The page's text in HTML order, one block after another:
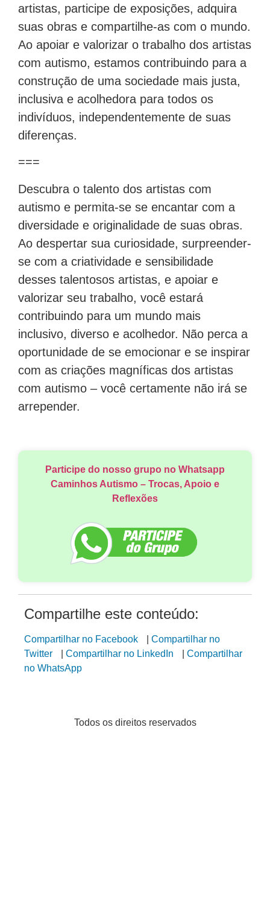
artistas, participe de exposições, adquira
suas obras e compartilhe-as com o mundo.
Ao apoiar e valorizar o trabalho dos artistas
com autismo, estamos contribuindo para a
construção de uma sociedade mais justa,
inclusiva e acolhedora para todos os
indivíduos, independentemente de suas
diferenças.
===
Descubra o talento dos artistas com
autismo e permita-se se encantar com a
diversidade e originalidade de suas obras.
Ao despertar sua curiosidade, surpreender-
se com a criatividade e sensibilidade
desses talentosos artistas, e apoiar e
valorizar seu trabalho, você estará
contribuindo para um mundo mais
inclusivo, diverso e acolhedor. Não perca a
oportunidade de se emocionar e se inspirar
com as criações magníficas dos artistas
com autismo – você certamente não irá se
arrepender.
Participe do nosso grupo no Whatsapp
Caminhos Autismo – Trocas, Apoio e
Reflexões
Compartilhe este conteúdo:
Compartilhar no Facebook | Compartilhar no
Twitter
| Compartilhar no LinkedIn | Compartilhar
no WhatsApp
Todos os direitos reservados